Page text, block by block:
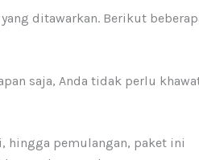
ditawarkan. Berikut
saja, Anda tidak perlu
hingga pemulangan, paket ini